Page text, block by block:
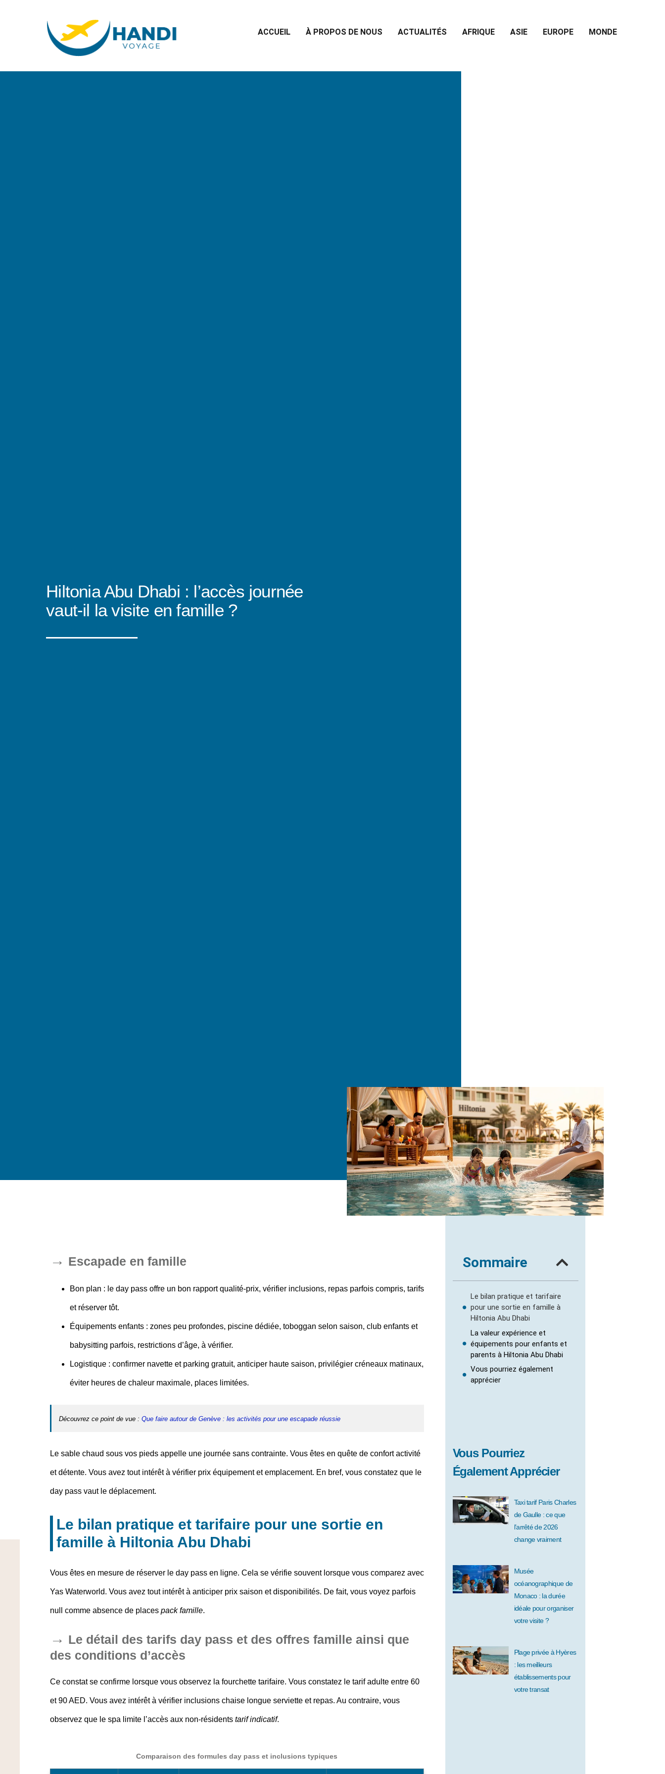
ACCUEIL À PROPOS DE NOUS ACTUALITÉS AFRIQUE ASIE EUROPE MONDE
Hiltonia Abu Dhabi : l’accès journée
vaut-il la visite en famille ?
Escapade en famille
Bon plan : le day pass offre un bon rapport qualité‑prix, vérifier inclusions, repas parfois compris, tarifs
et réserver tôt.
Équipements enfants: zones peu profondes, piscine dédiée, toboggan selon saison, club enfants et
babysitting parfois, restrictions d’âge, à vérifier.
Logistique: confirmer navette et parking gratuit, anticiper haute saison, privilégier créneaux matinaux,
éviter heures de chaleur maximale, places limitées.
Découvrez ce point de vue : Que faire autour de Genève : les activités pour une escapade réussie
Le sable chaud sous vos pieds appelle une journée sans contrainte. Vous êtes en quête de confort activité
et détente. Vous avez tout intérêt à vérifier prix équipement et emplacement. En bref, vous constatez que le
day passvaut le déplacement.
Le bilan pratique et tarifaire pour une sortie en
famille à Hiltonia Abu Dhabi
Vous êtes en mesure de réserver le day pass en ligne. Cela se vérifie souvent lorsque vous comparez avec
Yas Waterworld. Vous avez tout intérêt à anticiper prix saison et disponibilités. De fait, vous voyez parfois
null comme absence de places pack famille.
Le détail des tarifs day pass et des offres famille ainsi que
des conditions d’accès
Ce constat se confirme lorsque vous observez la fourchette tarifaire. Vous constatez le tarif adulte entre 60
et 90 AED. Vous avez intérêt à vérifier inclusions chaise longue serviette et repas. Au contraire, vous
observez que le spa limite l’accès aux non-résidents tarif indicatif.
Comparaison des formules day pass et inclusions typiques
Sommaire
Le bilan pratique et tarifaire
pour une sortie en famille à
Hiltonia Abu Dhabi
La valeur expérience et
équipements pour enfants et
parents à Hiltonia Abu Dhabi
Vous pourriez également
apprécier
Vous Pourriez
Également Apprécier
Taxi tarif Paris Charles
de Gaulle : ce que
l’arrêté de 2026
change vraiment
Musée
océanographique de
Monaco : la durée
idéale pour organiser
votre visite ?
Plage privée à Hyères
: les meilleurs
établissements pour
votre transat